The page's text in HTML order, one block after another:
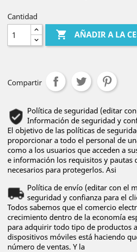
Cantidad
 AÑADIR A LA
Compartir
Política de seguridad (editar
Información de seguridad y
El objetivo de las políticas de
proporcionar a todo el personal de
como a los usuarios que acceden a
e información los requisitos y pautas
necesarios para protegerlos. Asi
Política de envío (editar con el
seguridad y confianza para el
Todos sabemos que el comercio
crecimiento dentro de la economía
para adquirir todo tipo de productos
dispositivos móviles está haciendo
número de ventas. Y la